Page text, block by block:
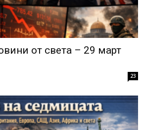
от света – 29 март
23